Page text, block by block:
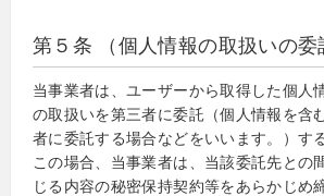
第５条 （個人情報の取扱いの委
当事業者は、ユーザーから取得した個人
の取扱いを第三者に委託（個人情報を含
者に委託する場合などをいいます。）す
この場合、当事業者は、当該委託先との
じる内容の秘密保持契約等をあらかじめ